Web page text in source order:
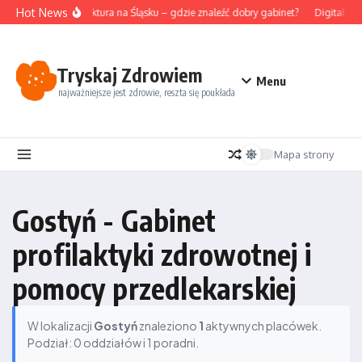
Przejdź do treści
Hot NewsAkupunktura na Śląsku – gdzie znaleźć dobry gabinet? Digital
Tryskaj Zdrowiem
najważniejsze jest zdrowie, reszta się poukłada
Menu
Mapa strony
Gostyń - Gabinet
profilaktyki zdrowotnej i
pomocy przedlekarskiej
W lokalizacji Gostyńznaleziono 1 aktywnych placówek.
Podział: 0 oddziałów i 1 poradni.